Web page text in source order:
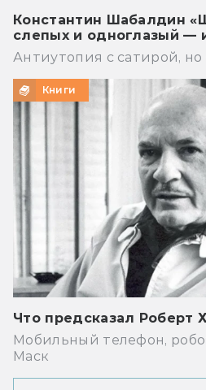
Константин Шабалдин
слепых и одноглазый —
Антиутопия с сатирой,
Книги
Что предсказал Роберт
Мобильный телефон,
Маск